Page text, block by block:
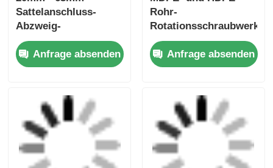
mm - 32 mm
Anfrage absenden
Anfrage absenden
Elektrofusions-
Uniprep 1